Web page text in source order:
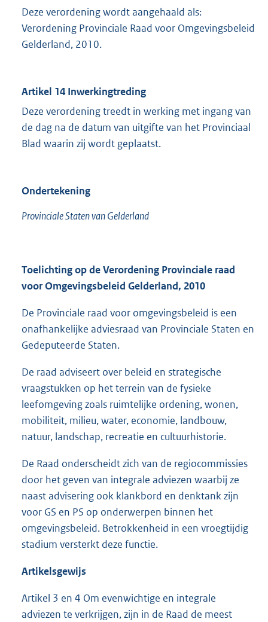
Deze verordening wordt aangehaald als:
Verordening Provinciale Raad voor Omgevingsbeleid
Gelderland, 2010.
Artikel 14 Inwerkingtreding
Deze verordening treedt in werking met ingang van
de dag na de datum van uitgifte van het Provinciaal
Blad waarin zij wordt geplaatst.
Ondertekening
Provinciale Staten van Gelderland
Toelichting op de Verordening Provinciale raad
voor Omgevingsbeleid Gelderland, 2010
De Provinciale raad voor omgevingsbeleid is een
onafhankelijke adviesraad van Provinciale Staten en
Gedeputeerde Staten.
De raad adviseert over beleid en strategische
vraagstukken op het terrein van de fysieke
leefomgeving zoals ruimtelijke ordening, wonen,
mobiliteit, milieu, water, economie, landbouw,
natuur, landschap, recreatie en cultuurhistorie.
De Raad onderscheidt zich van de regiocommissies
door het geven van integrale adviezen waarbij ze
naast advisering ook klankbord en denktank zijn
voor GS en PS op onderwerpen binnen het
omgevingsbeleid. Betrokkenheid in een vroegtijdig
stadium versterkt deze functie.
Artikelsgewijs
Artikel 3 en 4 Om evenwichtige en integrale
adviezen te verkrijgen, zijn in de Raad de meest